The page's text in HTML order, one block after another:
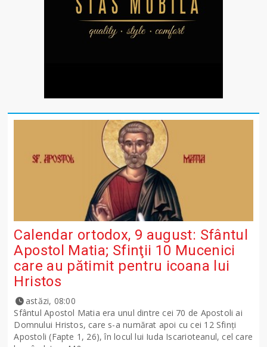
Calendar ortodox, 9 august: Sfântul
Apostol Matia; Sfinţii 10 Mucenici
care au pătimit pentru icoana lui
Hristos
astăzi, 08:00
Sfântul Apostol Matia era unul dintre cei 70 de Apostoli ai
Domnului Hristos, care s-a numărat apoi cu cei 12 Sfinţi
Apostoli (Fapte 1, 26), în locul lui Iuda Iscarioteanul, cel care